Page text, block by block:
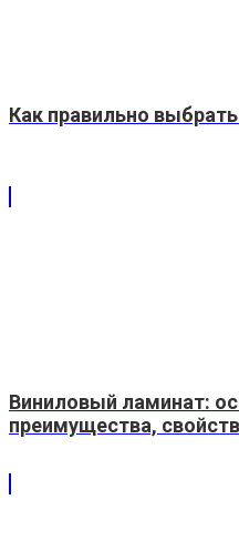
Как правильно
Виниловый ламинат:
преимущества,